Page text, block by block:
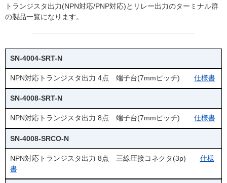
トランジスタ出力(NPN対応/PNP対応)とリレー出力のターミナル群
の製品一覧になります。
SN-4004-SRT-N
NPN対応トランジスタ出力 4点 端子台(7mmピッチ) 仕様書
SN-4008-SRT-N
NPN対応トランジスタ出力 8点 端子台(7mmピッチ) 仕様書
SN-4008-SRCO-N
NPN対応トランジスタ出力 8点 三線圧接コネクタ(3p) 仕様
書